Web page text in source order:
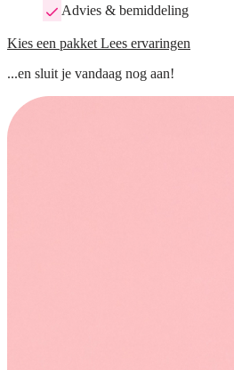
Advies & bemiddeling
Kies een pakket Lees ervaringen
...en sluit je vandaag nog aan!